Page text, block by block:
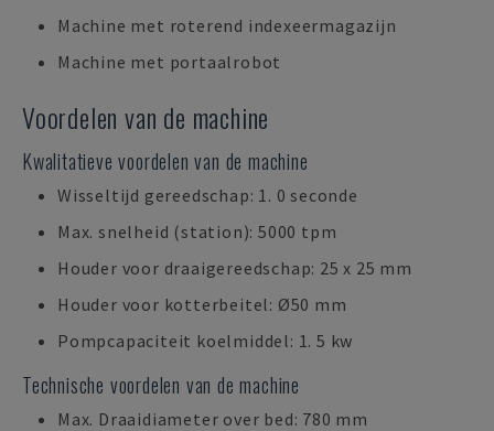
Machine met roterend indexeermagazijn
Machine met portaalrobot
Voordelen van de machine
Kwalitatieve voordelen van de machine
Wisseltijd gereedschap: 1. 0 seconde
Max. snelheid (station): 5000 tpm
Houder voor draaigereedschap: 25 x 25 mm
Houder voor kotterbeitel: Ø50 mm
Pompcapaciteit koelmiddel: 1. 5 kw
Technische voordelen van de machine
Max. Draaidiameter over bed: 780 mm